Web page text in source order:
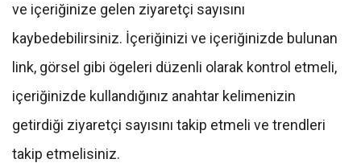
ve içeriğinize gelen ziyaretçi sayısını
kaybedebilirsiniz. İçeriğinizi ve içeriğinizde bulunan
link, görsel gibi ögeleri düzenli olarak kontrol etmeli,
içeriğinizde kullandığınız anahtar kelimenizin
getirdiği ziyaretçi sayısını takip etmeli ve trendleri
takip etmelisiniz.